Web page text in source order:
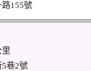
155號
里
巷2號